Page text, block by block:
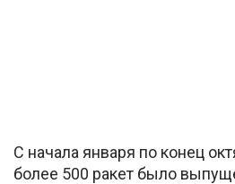
С начала января по конец
более 500 ракет было